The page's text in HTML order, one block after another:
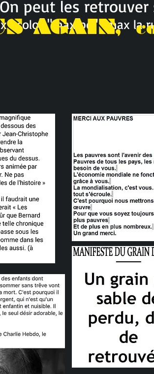
AGAIN,
peut les
ecolo" "max po" "max la